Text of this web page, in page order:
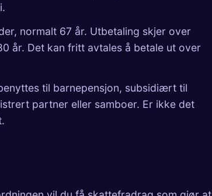
normalt 67 år. Utbetaling skjer over
år. Det kan fritt avtales å betale ut over
til barnepensjon, subsidiært til
partner eller samboer. Er ikke det